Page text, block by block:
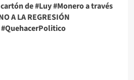
de #Luy #Monero a través
A LA REGRESIÓN
#QuehacerPolitico